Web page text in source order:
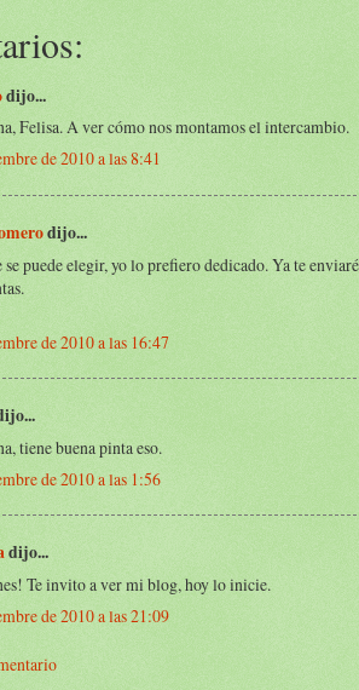
dijo...
Felisa. A ver cómo nos montamos el intercambio.
de 2010 a las 8:41
dijo...
se puede elegir, yo lo prefiero dedicado. Ya te
de 2010 a las 16:47
tiene buena pinta eso.
de 2010 a las 1:56
dijo...
Te invito a ver mi blog, hoy lo inicie.
de 2010 a las 21:09